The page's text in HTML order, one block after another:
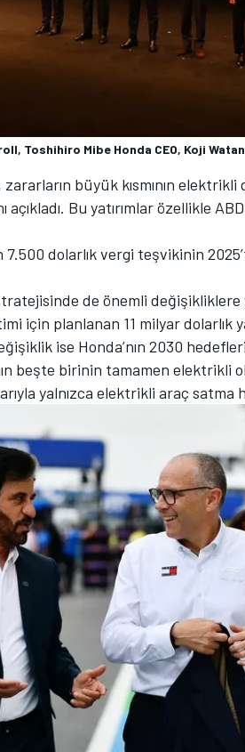
Toshihiro Mibe Honda CEO, Koji
zararların büyük kısmının
açıkladı. Bu yatırımlar özellikle
7.500 dolarlık vergi teşvikinin
de önemli değişikliklere
planlanan 11 milyar dolarlık
ise Honda’nın 2030
beşte birinin tamamen elektrikli
yalnızca elektrikli araç